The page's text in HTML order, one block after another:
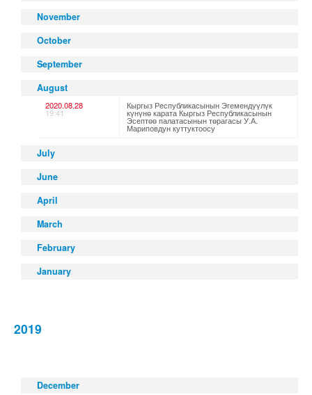
November
October
September
August
2020.08.28
19:41
Кыргыз Республикасынын Эгемендүүлүк
күнүнө карата Кыргыз Республикасынын
Эсептөө палатасынын төрагасы У.А.
Мариповдун куттуктоосу
July
June
April
March
February
January
2019
December